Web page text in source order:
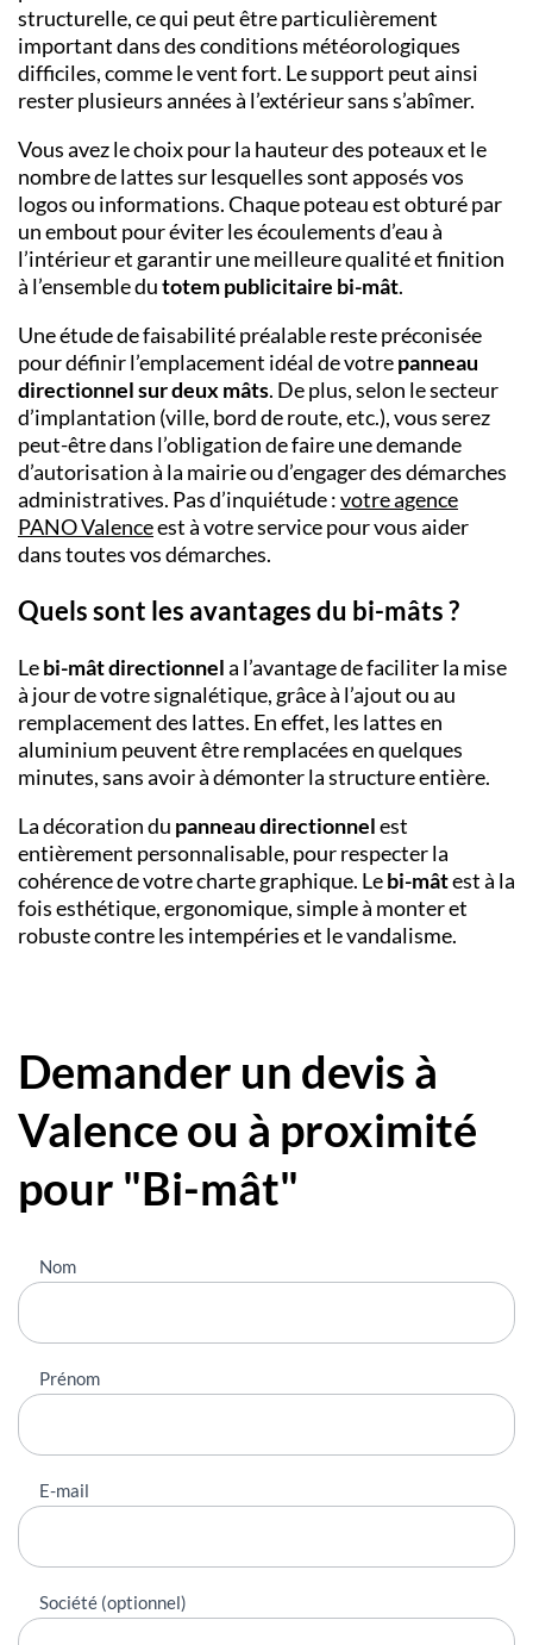
structurelle, ce qui peut être particulièrement
important dans des conditions météorologiques
difficiles, comme le vent fort. Le support peut ainsi
rester plusieurs années à l’extérieur sans s’abîmer.
Vous avez le choix pour la hauteur des poteaux et le
nombre de lattes sur lesquelles sont apposés vos
logos ou informations. Chaque poteau est obturé par
un embout pour éviter les écoulements d’eau à
l’intérieur et garantir une meilleure qualité et finition
à l’ensemble dutotem publicitaire bi-mât.
Une étude de faisabilité préalable reste préconisée
pour définir l’emplacement idéal de votrepanneau
directionnel sur deux mâts. De plus, selon le secteur
d’implantation (ville, bord de route, etc.), vous serez
peut-être dans l’obligation de faire une demande
d’autorisation à la mairie ou d’engager des démarches
administratives. Pas d’inquiétude :votreagence
PANO Valenceest à votre service pour vous aider
dans toutes vos démarches.
Quels sont les avantages du bi-mâts ?
Lebi-mât directionnela l’avantage de faciliter la mise
à jour de votre signalétique, grâce à l’ajout ou au
remplacement des lattes. En effet, les lattes en
aluminium peuvent être remplacées en quelques
minutes, sans avoir à démonter la structure entière.
La décoration du panneau directionnelest
entièrement personnalisable, pour respecter la
cohérence de votre charte graphique. Lebi-mâtest à la
fois esthétique, ergonomique, simple à monter et
robuste contre les intempéries et le vandalisme.
Demander un devis à
Valence ou à proximité
pour "Bi-mât"
Nous
contacter
Nom
Prénom
E-mail
Société (optionnel)